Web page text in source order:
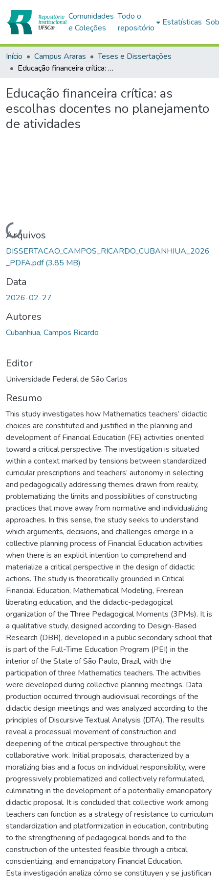
Comunidades
e Coleções
Todo o
repositório
Estatísticas
Início Campus Araras
Teses e Dissertações
Educação financeira crítica: as escolhas docentes no planejamento de atividades
Educação financeira crítica: as
escolhas docentes no planejamento
de atividades
Carregando...
Arquivos
DISSERTACAO_CAMPOS_RICARDO_CUBANHIUA_2026
_PDFA.pdf(3.85 MB)
Data
2026-02-27
Autores
Cubanhiua, Campos Ricardo
Editor
Universidade Federal de São Carlos
Resumo
This study investigates how Mathematics teachers’ didactic
choices are constituted and justified in the planning and
development of Financial Education (FE) activities oriented
toward a critical perspective. The investigation is situated
within a context marked by tensions between standardized
curricular prescriptions and teachers’ autonomy in selecting
and pedagogically addressing themes drawn from reality,
problematizing the limits and possibilities of constructing
practices that move away from normative and individualizing
approaches. In this sense, the study seeks to understand
which arguments, decisions, and challenges emerge in a
collective planning process of Financial Education activities
when there is an explicit intention to comprehend and
materialize a critical perspective in the design of didactic
actions. The study is theoretically grounded in Critical
Financial Education, Mathematical Modeling, Freirean
liberating education, and the didactic-pedagogical
organization of the Three Pedagogical Moments (3PMs). It is
a qualitative study, designed according to Design-Based
Research (DBR), developed in a public secondary school that
is part of the Full-Time Education Program (PEI) in the
interior of the State of São Paulo, Brazil, with the
participation of three Mathematics teachers. The activities
were developed during collective planning meetings. Data
production occurred through audiovisual recordings of the
didactic design meetings and was analyzed according to the
principles of Discursive Textual Analysis (DTA). The results
reveal a processual movement of construction and
deepening of the critical perspective throughout the
collaborative work. Initial proposals, characterized by a
moralizing bias and a focus on individual responsibility, were
progressively problematized and collectively reformulated,
culminating in the development of a potentially emancipatory
didactic proposal. It is concluded that collective work among
teachers can function as a strategy of resistance to curriculum
standardization and platformization in education, contributing
to the strengthening of pedagogical bonds and to the
construction of the untested feasible through a critical,
conscientizing, and emancipatory Financial Education.
Esta investigación analiza cómo se constituyen y se justifican